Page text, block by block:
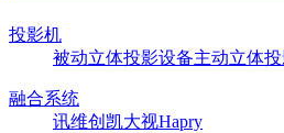
投影机
被动立体投影设备主动立体
融合系统
讯维创凯大视Hapry